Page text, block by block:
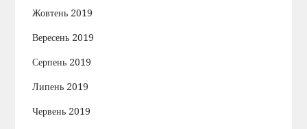
Жовтень 2019
Вересень 2019
Серпень 2019
Липень 2019
Червень 2019